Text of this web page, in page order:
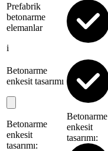
Prefabrik
betonarme
elemanlar
i
Betonarme
enkesit tasarımı
Betonarme
enkesit
tasarımı:
Betonarme
enkesit
tasarımı: